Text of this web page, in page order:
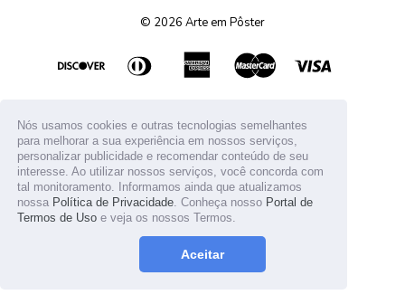
Nós usamos cookies e outras tecnologias semelhantes
para melhorar a sua experiência em nossos serviços,
personalizar publicidade e recomendar conteúdo de seu
interesse. Ao utilizar nossos serviços, você concorda com
tal monitoramento. Informamos ainda que atualizamos
nossa Política de Privacidade . Conheça nosso Portal de
Termos de Uso e veja os nossos Termos.
Aceitar
© 2026 Arte em Pôster